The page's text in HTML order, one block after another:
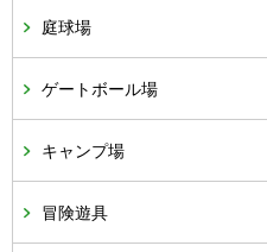
庭球場
ゲートボール場
キャンプ場
冒険遊具